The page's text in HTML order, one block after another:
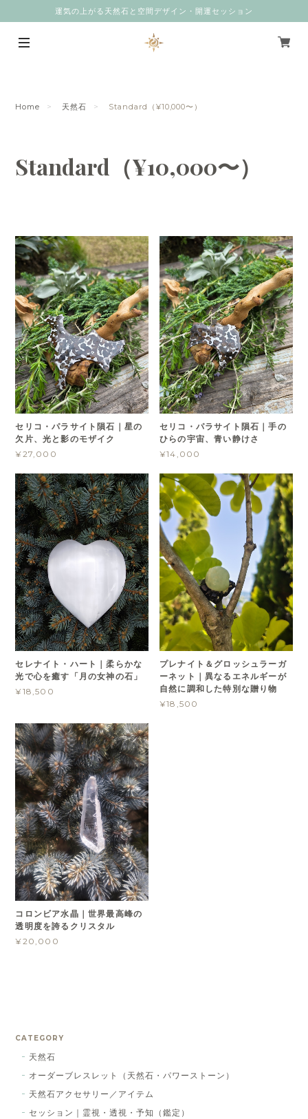
運気の上がる天然石と空間デザイン・開運セッション
Home 天然石 Standard（¥10,000〜）
Standard（¥10,000〜）
セリコ・パラサイト隕石｜星の
欠片、光と影のモザイク
¥27,000
セリコ・パラサイト隕石｜手の
ひらの宇宙、青い静けさ
¥14,000
セレナイト・ハート｜柔らかな
光で心を癒す「月の女神の石」
¥18,500
プレナイト＆グロッシュラーガ
ーネット｜異なるエネルギーが
自然に調和した特別な贈り物
¥18,500
コロンビア水晶｜世界最高峰の
透明度を誇るクリスタル
¥20,000
CATEGORY
天然石
オーダーブレスレット（天然石・パワーストーン）
天然石アクセサリー／アイテム
セッション｜霊視・透視・予知（鑑定）